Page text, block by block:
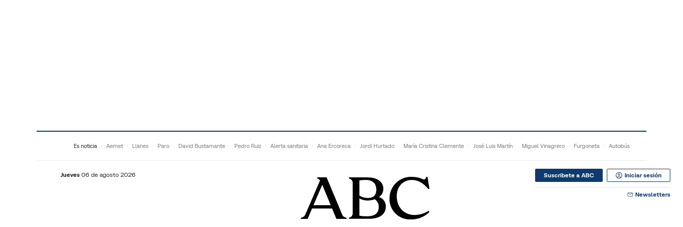
Es noticia Aemet Llanes Paro David Bustamante Pedro Ruiz Alerta sanitaria Ana Ercoreca Jordi Hurtado María Cristina Clemente José Luis Martín Miguel Vinagrero Furgoneta Autobús
Jueves 06 de agosto 2026 Suscribete a ABC Iniciar sesión
Newsletters